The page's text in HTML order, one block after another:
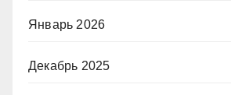
Январь 2026
Декабрь 2025